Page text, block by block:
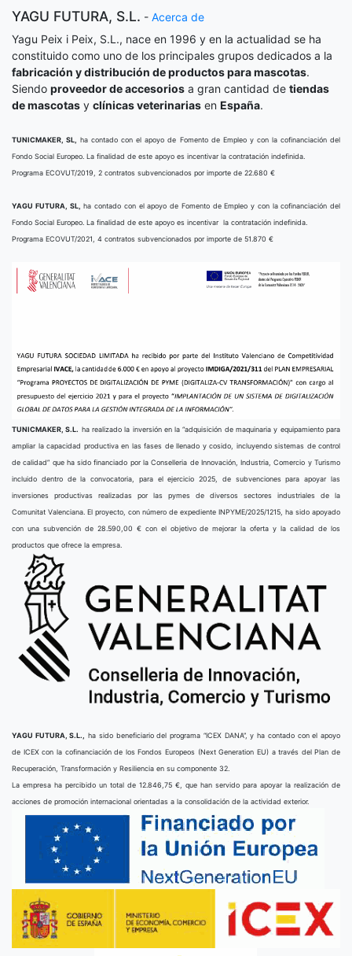
YAGU FUTURA, S.L. - Acerca de
Yagu Peix i Peix, S.L., nace en 1996 y en la actualidad se ha
constituido como uno de los principales grupos dedicados a la
fabricación y distribución de productos para mascotas.
Siendo proveedor de accesorios a gran cantidad de tiendas
de mascotas y clínicas veterinarias en España.
TUNICMAKER, SL,
ha contado con el apoyo de Fomento de Empleo y con la cofinanciación del
Fondo Social Europeo. La finalidad de este apoyo es incentivar la contratación indefinida.
Programa ECOVUT/2019, 2 contratos subvencionados por importe de 22.680 €
YAGU FUTURA, SL,
ha contado con el apoyo de Fomento de Empleo y con la cofinanciación del
Fondo Social Europeo. La finalidad de este apoyo es incentivar la contratación indefinida.
Programa ECOVUT/2021, 4 contratos subvencionados por importe de 51.870 €
TUNICMAKER, S.L. ha realizado la inversión en la “adquisición de maquinaria y equipamiento para
ampliar la capacidad productiva en las fases de llenado y cosido, incluyendo sistemas de control
de calidad” que ha sido financiado por la Conselleria de Innovación, Industria, Comercio y Turismo
incluido dentro de la convocatoria, para el ejercicio 2025, de subvenciones para apoyar las
inversiones productivas realizadas por las pymes de diversos sectores industriales de la
Comunitat Valenciana. El proyecto, con número de expediente INPYME/2025/1215, ha sido apoyado
con una subvención de 28.590,00 € con el objetivo de mejorar la oferta y la calidad de los
productos que ofrece la empresa.
YAGU FUTURA, S.L.,
ha sido beneficiario del programa “ICEX DANA”, y ha contado con el apoyo
de ICEX con la cofinanciación de los Fondos Europeos (Next Generation EU) a través del Plan de
Recuperación, Transformación y Resiliencia en su componente 32.
La empresa ha percibido un total de 12.846,75 €, que han servido para apoyar la realización de
acciones de promoción internacional orientadas a la consolidación de la actividad exterior.